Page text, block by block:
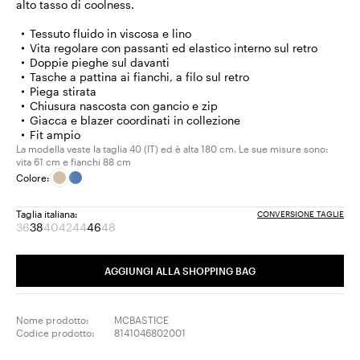
alto tasso di coolness.
Tessuto fluido in viscosa e lino
Vita regolare con passanti ed elastico interno sul retro
Doppie pieghe sul davanti
Tasche a pattina ai fianchi, a filo sul retro
Piega stirata
Chiusura nascosta con gancio e zip
Giacca e blazer coordinati in collezione
Fit ampio
La modella veste la taglia 40 (IT) ed è alta 180 cm. Le sue misure sono:
vita 61 cm e fianchi 88 cm
Colore:
Taglia italiana: CONVERSIONE TAGLIE
36Taglia:
38Taglia:
40Taglia:
42Taglia:
terminato
44Taglia:
terminato
46Taglia:
48Taglia:
terminato
AGGIUNGI ALLA SHOPPING BAG
Nome prodotto:
MCBASTICE
Codice prodotto:
8141046802001